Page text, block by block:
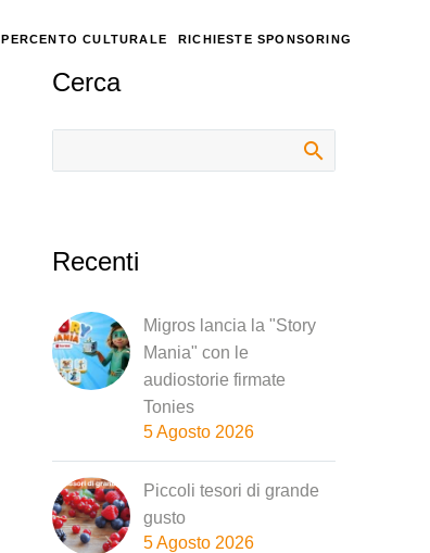
PERCENTO CULTURALE RICHIESTE SPONSORING
Cerca
Recenti
Migros lancia la "Story
Mania" con le
audiostorie firmate
Tonies
5 Agosto 2026
Piccoli tesori di grande
gusto
5 Agosto 2026